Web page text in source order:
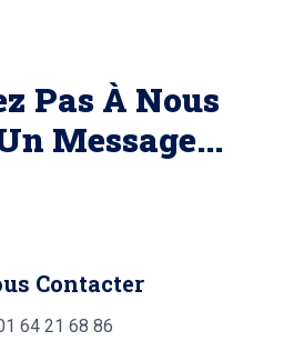
Pas À Nous
Message...
Contacter
64 21 68 86